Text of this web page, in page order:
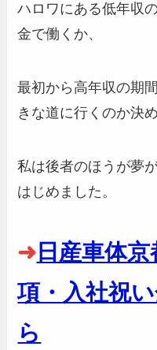
ハロワにある低年収
金で働くか、
最初から高年収の期
きな道に行くのか決
私は後者のほうが夢
はじめました。
➜ 日産車体
項・入社祝
ら